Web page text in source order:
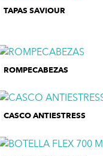
TAPAS SAVIOUR
ROMPECABEZAS
CASCO ANTIESTRESS